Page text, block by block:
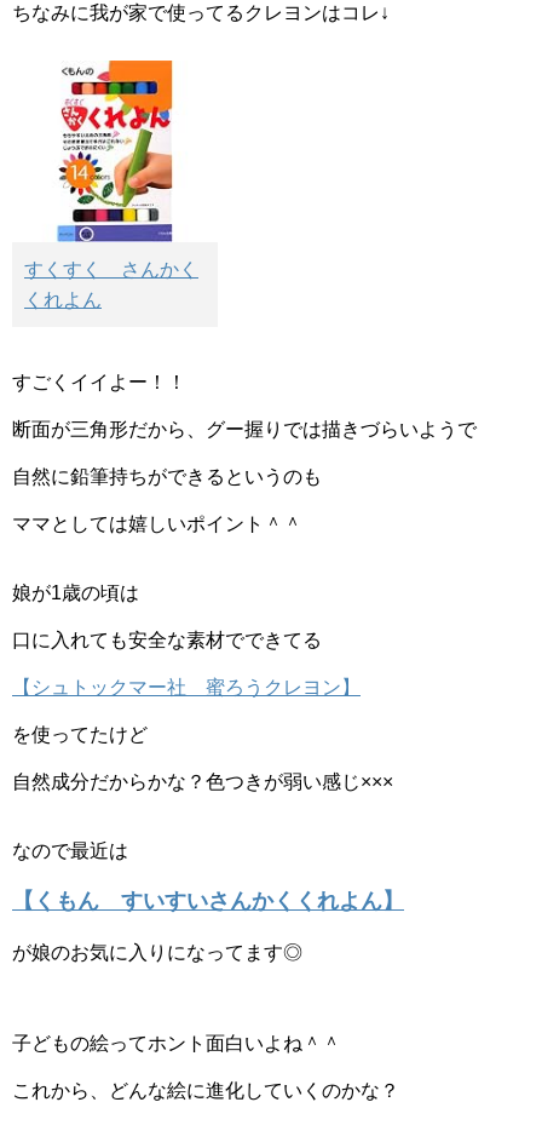
ちなみに我が家で使ってるクレヨンはコレ↓
すくすく さんかく
くれよん
すごくイイよー！！
断面が三角形だから、グー握りでは描きづらいようで
自然に鉛筆持ちができるというのも
ママとしては嬉しいポイント＾＾
娘が1歳の頃は
口に入れても安全な素材でできてる
【シュトックマー社 蜜ろうクレヨン】
を使ってたけど
自然成分だからかな？色つきが弱い感じ×××
なので最近は
【くもん すいすいさんかくくれよん】
が娘のお気に入りになってます◎
子どもの絵ってホント面白いよね＾＾
これから、どんな絵に進化していくのかな？